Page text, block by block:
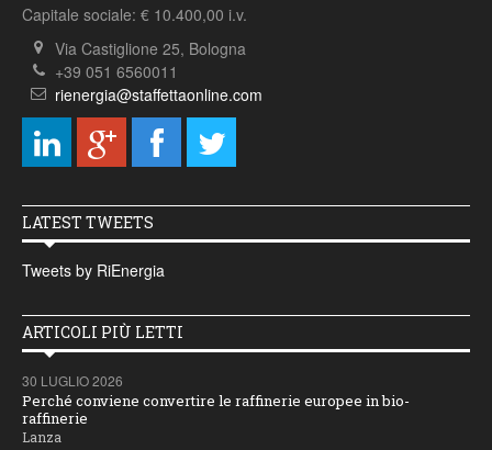
Capitale sociale: € 10.400,00 i.v.
Via Castiglione 25, Bologna
+39 051 6560011
rienergia@staffettaonline.com
LATEST TWEETS
Tweets by RiEnergia
ARTICOLI PIÙ LETTI
30 LUGLIO 2026
Perché conviene convertire le raffinerie europee in bio-
raffinerie
Lanza